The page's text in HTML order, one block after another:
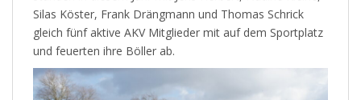
Silas Köster, Frank Drängmann und Thomas Schrick
gleich fünf aktive AKV Mitglieder mit auf dem Sportplatz
und feuerten ihre Böller ab.